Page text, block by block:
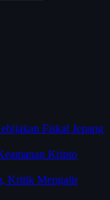
Fiskal Jepang
Kripto
Kritik Mengalir